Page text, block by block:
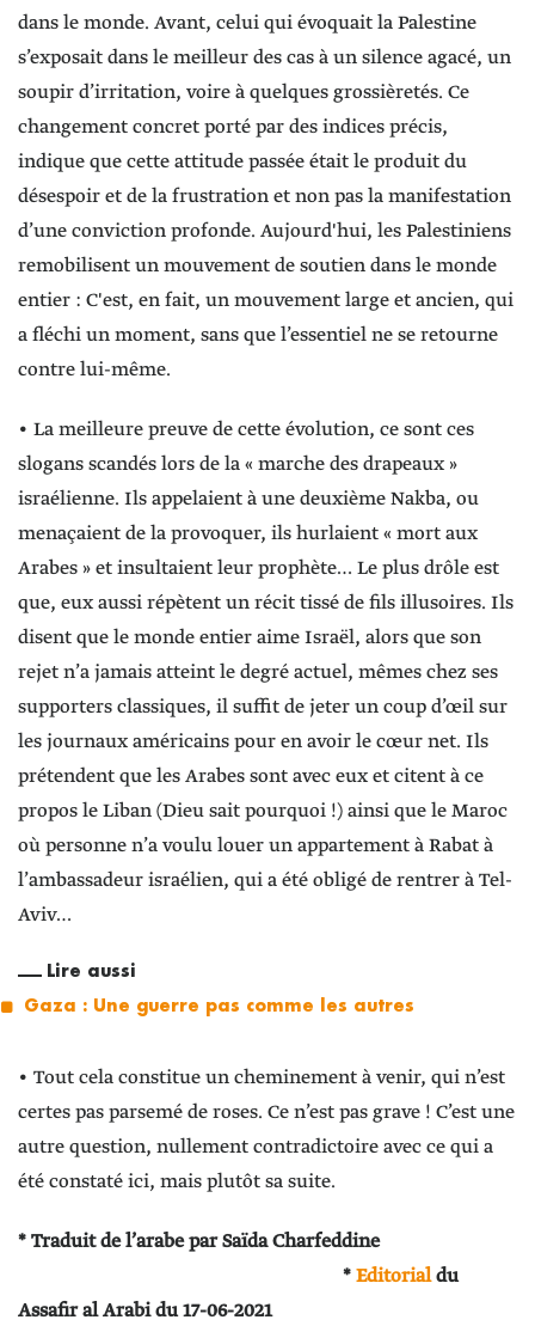
dans le monde. Avant, celui qui évoquait la Palestine
s’exposait dans le meilleur des cas à un silence agacé, un
soupir d’irritation, voire à quelques grossièretés. Ce
changement concret porté par des indices précis,
indique que cette attitude passée était le produit du
désespoir et de la frustration et non pas la manifestation
d’une conviction profonde. Aujourd'hui, les Palestiniens
remobilisent un mouvement de soutien dans le monde
entier : C'est, en fait, un mouvement large et ancien, qui
a fléchi un moment, sans que l’essentiel ne se retourne
contre lui-même.
• La meilleure preuve de cette évolution, ce sont ces
slogans scandés lors de la « marche des drapeaux »
israélienne. Ils appelaient à une deuxième Nakba, ou
menaçaient de la provoquer, ils hurlaient « mort aux
Arabes » et insultaient leur prophète… Le plus drôle est
que, eux aussi répètent un récit tissé de fils illusoires. Ils
disent que le monde entier aime Israël, alors que son
rejet n’a jamais atteint le degré actuel, mêmes chez ses
supporters classiques, il suffit de jeter un coup d’œil sur
les journaux américains pour en avoir le cœur net. Ils
prétendent que les Arabes sont avec eux et citent à ce
propos le Liban (Dieu sait pourquoi !) ainsi que le Maroc
où personne n’a voulu louer un appartement à Rabat à
l’ambassadeur israélien, qui a été obligé de rentrer à Tel-
Aviv…
Lire aussi
Gaza : Une guerre pas comme les autres
• Tout cela constitue un cheminement à venir, qui n’est
certes pas parsemé de roses. Ce n’est pas grave ! C’est une
autre question, nullement contradictoire avec ce qui a
été constaté ici, mais plutôt sa suite.
* Traduit de l’arabe par Saïda Charfeddine
*Editorialdu
Assafir al Arabi du 17-06-2021